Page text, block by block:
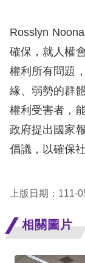
權
保
護
政
策
政
府
站
料
Rosslyn
確保，就人權
權利所有問題
緣、弱勢的群
權利受害者，
政府提出國家
倡議，以確保
上版日期：111-
相關圖片